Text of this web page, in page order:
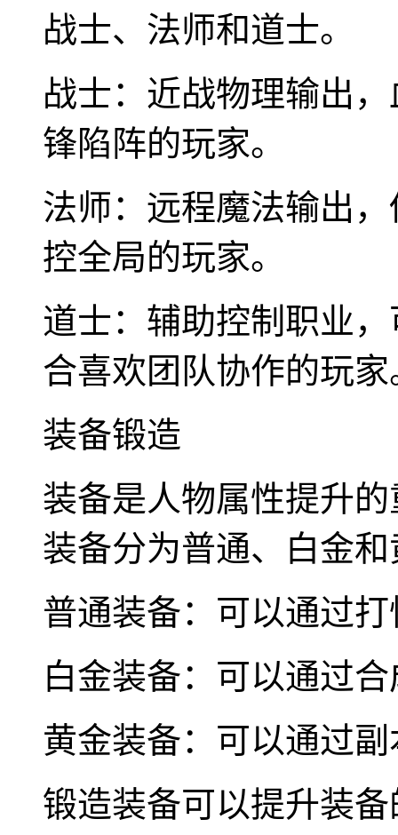
战士、法师和道士。
战士：近战物理输出
锋陷阵的玩家。
法师：远程魔法输出
控全局的玩家。
道士：辅助控制职业
合喜欢团队协作的玩家
装备锻造
装备是人物属性提升
装备分为普通、白金
普通装备：可以通过
白金装备：可以通过
黄金装备：可以通过
锻造装备可以提升装